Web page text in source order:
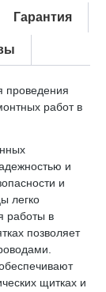
Гарантия
проведения
работ в
и
и
легко
работы в
позволяет
щитках и